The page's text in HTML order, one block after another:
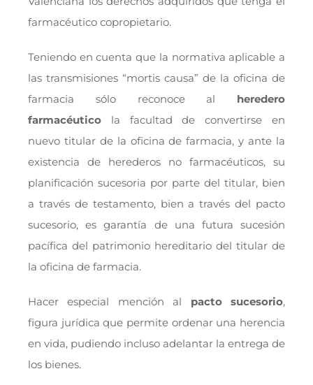
farmacéutico copropietario.
Teniendo en cuenta que la normativa aplicable a
las transmisiones “mortis causa” de la oficina de
farmacia sólo reconoce al heredero
farmacéutico la facultad de convertirse en
nuevo titular de la oficina de farmacia, y ante la
existencia de herederos no farmacéuticos, su
planificación sucesoria por parte del titular, bien
a través de testamento, bien a través del pacto
sucesorio, es garantía de una futura sucesión
pacífica del patrimonio hereditario del titular de
la oficina de farmacia.
Hacer especial mención al pacto sucesorio,
figura jurídica que permite ordenar una herencia
en vida, pudiendo incluso adelantar la entrega de
los bienes.